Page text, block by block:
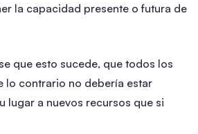
la capacidad presente o futura de
que esto sucede, que todos los
lo contrario no debería estar
lugar a nuevos recursos que si